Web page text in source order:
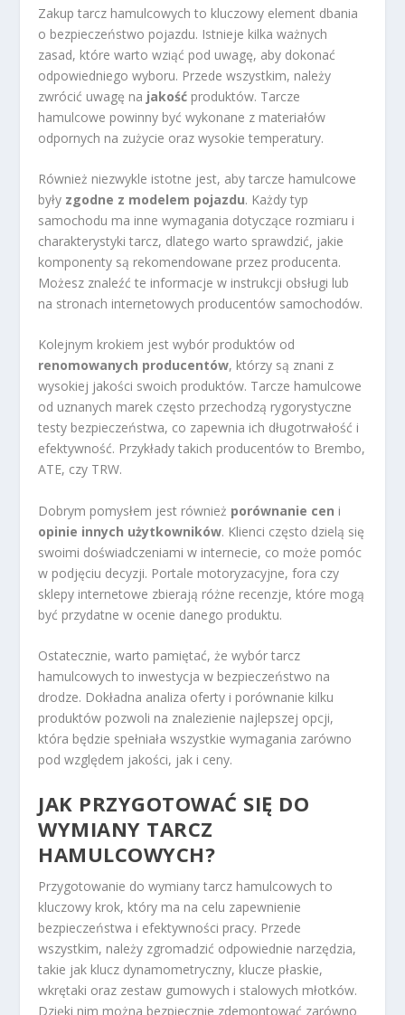
Zakup tarcz hamulcowych to kluczowy element dbania
o bezpieczeństwo pojazdu. Istnieje kilka ważnych
zasad, które warto wziąć pod uwagę, aby dokonać
odpowiedniego wyboru. Przede wszystkim, należy
zwrócić uwagę na jakość produktów. Tarcze
hamulcowe powinny być wykonane z materiałów
odpornych na zużycie oraz wysokie temperatury.
Również niezwykle istotne jest, aby tarcze hamulcowe
były zgodne z modelem pojazdu. Każdy typ
samochodu ma inne wymagania dotyczące rozmiaru i
charakterystyki tarcz, dlatego warto sprawdzić, jakie
komponenty są rekomendowane przez producenta.
Możesz znaleźć te informacje w instrukcji obsługi lub
na stronach internetowych producentów samochodów.
Kolejnym krokiem jest wybór produktów od
renomowanych producentów, którzy są znani z
wysokiej jakości swoich produktów. Tarcze hamulcowe
od uznanych marek często przechodzą rygorystyczne
testy bezpieczeństwa, co zapewnia ich długotrwałość i
efektywność. Przykłady takich producentów to Brembo,
ATE, czy TRW.
Dobrym pomysłem jest również porównanie cen i
opinie innych użytkowników. Klienci często dzielą się
swoimi doświadczeniami w internecie, co może pomóc
w podjęciu decyzji. Portale motoryzacyjne, fora czy
sklepy internetowe zbierają różne recenzje, które mogą
być przydatne w ocenie danego produktu.
Ostatecznie, warto pamiętać, że wybór tarcz
hamulcowych to inwestycja w bezpieczeństwo na
drodze. Dokładna analiza oferty i porównanie kilku
produktów pozwoli na znalezienie najlepszej opcji,
która będzie spełniała wszystkie wymagania zarówno
pod względem jakości, jak i ceny.
JAK PRZYGOTOWAĆ SIĘ DO
WYMIANY TARCZ
HAMULCOWYCH?
Przygotowanie do wymiany tarcz hamulcowych to
kluczowy krok, który ma na celu zapewnienie
bezpieczeństwa i efektywności pracy. Przede
wszystkim, należy zgromadzić odpowiednie narzędzia,
takie jak klucz dynamometryczny, klucze płaskie,
wkrętaki oraz zestaw gumowych i stalowych młotków.
Dzięki nim można bezpiecznie zdemontować zarówno